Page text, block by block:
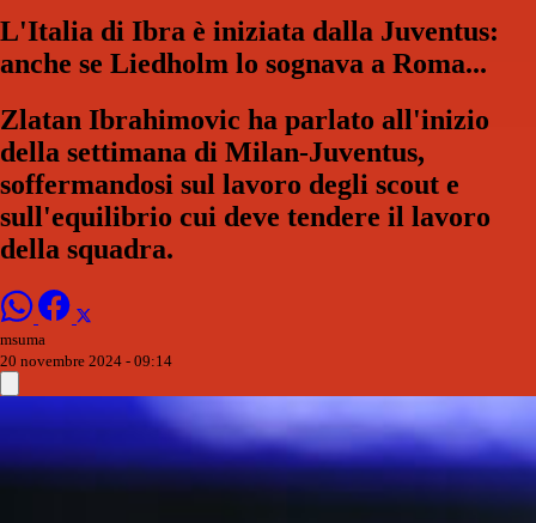
L'Italia di Ibra è iniziata dalla Juventus:
anche se Liedholm lo sognava a Roma...
Zlatan Ibrahimovic ha parlato all'inizio
della settimana di Milan-Juventus,
soffermandosi sul lavoro degli scout e
sull'equilibrio cui deve tendere il lavoro
della squadra.
msuma
20 novembre 2024 - 09:14